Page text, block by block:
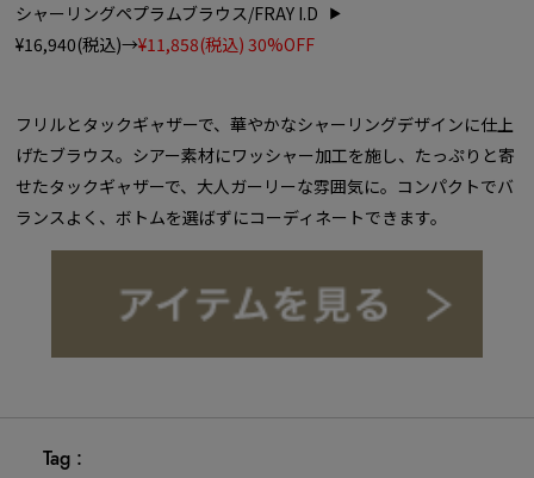
シャーリングペプラムブラウス/FRAY I.D
¥16,940(税込)→¥11,858(税込) 30%OFF
フリルとタックギャザーで、華やかなシャーリングデザインに仕上
げたブラウス。シアー素材にワッシャー加工を施し、たっぷりと寄
せたタックギャザーで、大人ガーリーな雰囲気に。コンパクトでバ
ランスよく、ボトムを選ばずにコーディネートできます。
Tag :